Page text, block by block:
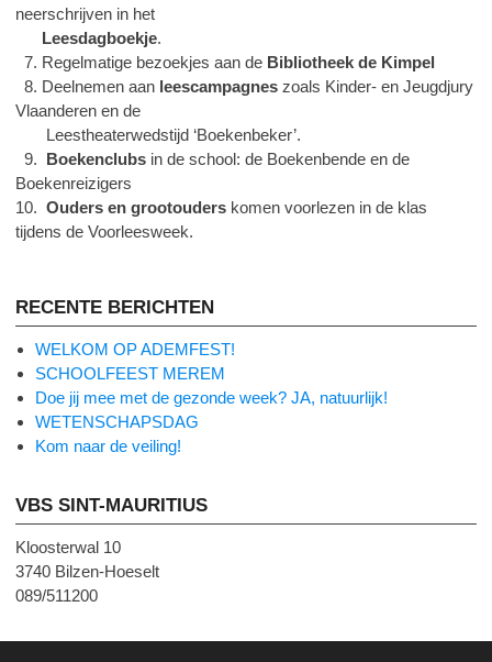
neerschrijven in het
Leesdagboekje.
7. Regelmatige bezoekjes aan de Bibliotheek de Kimpel
8. Deelnemen aan leescampagnes zoals Kinder- en Jeugdjury
Vlaanderen en de
Leestheaterwedstijd ‘Boekenbeker’.
9. Boekenclubs in de school: de Boekenbende en de
Boekenreizigers
10.Ouders en grootouders komen voorlezen in de klas
tijdens de Voorleesweek.
RECENTE BERICHTEN
WELKOM OP ADEMFEST!
SCHOOLFEEST MEREM
Doe jij mee met de gezonde week? JA, natuurlijk!
WETENSCHAPSDAG
Kom naar de veiling!
VBS SINT-MAURITIUS
Kloosterwal 10
3740 Bilzen-Hoeselt
089/511200